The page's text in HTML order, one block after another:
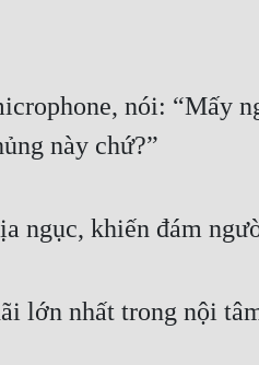
nói: “Mấy
này chứ?”
ngục, khiến đám
lớn nhất trong nội